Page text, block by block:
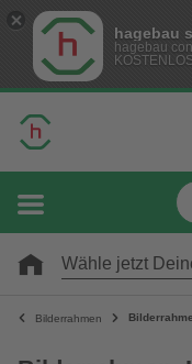
hagebau
hagebau
Wähle jetzt
Bilderrahmen